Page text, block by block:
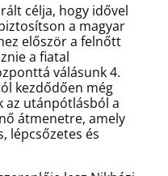
célja, hogy idővel
a magyar
először a felnőtt
a fiatal
válásunk 4.
kezdődően még
az utánpótlásból a
átmenetre, amely
lépcsőzetes és